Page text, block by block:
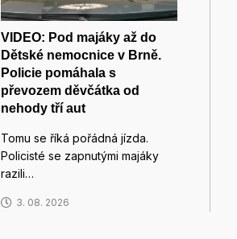
VIDEO: Pod majáky až do
Dětské nemocnice v Brně.
Policie pomáhala s
převozem děvčátka od
nehody tří aut
Tomu se říká pořádná jízda.
Policisté se zapnutými majáky
razili…
3. 08. 2026